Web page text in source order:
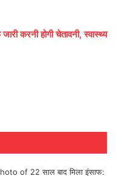
करनी होगी चेतावनी, स्वास्थ्य